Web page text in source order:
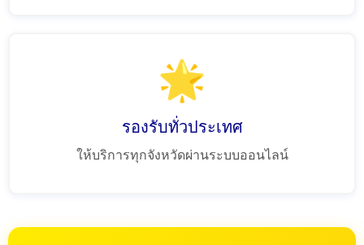
🌟
รองรับทั่วประเทศ
ให้บริการทุกจังหวัดผ่านระบบออนไลน์